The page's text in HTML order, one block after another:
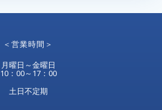
＜営業時間＞
月曜日～金曜日
10：00～17：00
土日不定期